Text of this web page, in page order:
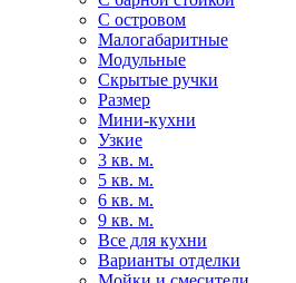
С островом
Малогабаритные
Модульные
Скрытые ручки
Размер
Мини-кухни
Узкие
3 кв. м.
5 кв. м.
6 кв. м.
9 кв. м.
Все для кухни
Варианты отделки